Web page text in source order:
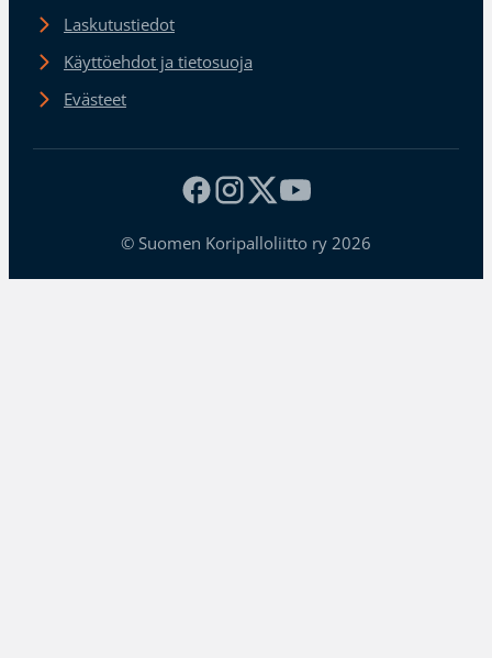
Laskutustiedot
Käyttöehdot ja tietosuoja
Evästeet
© Suomen Koripalloliitto ry 2026